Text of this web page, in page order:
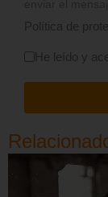
Política de
He leído y